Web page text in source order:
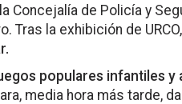
Concejalía de Policía y
Tras la exhibición de URCO,
populares infantiles y
media hora más tarde,